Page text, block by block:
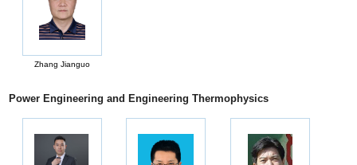
Zhang Jianguo
Power Engineering and Engineering Thermophysics